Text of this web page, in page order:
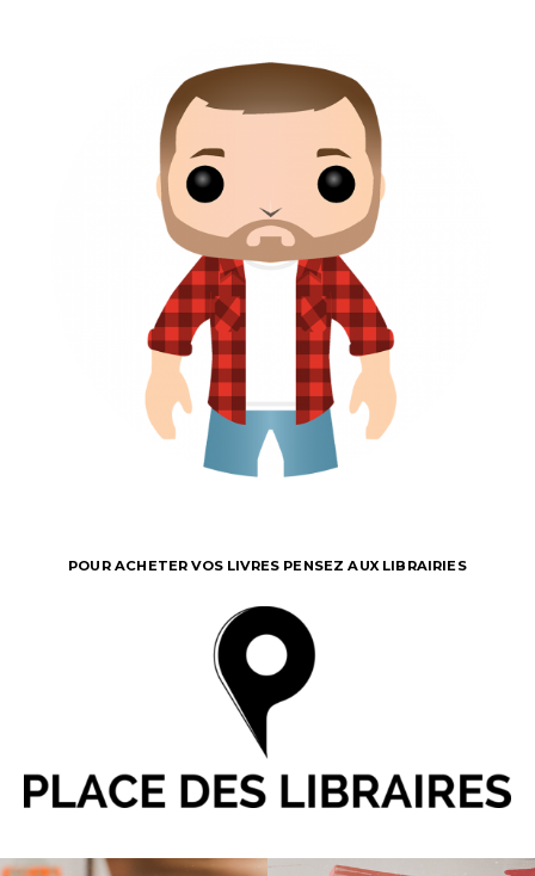
POUR ACHETER VOS LIVRES PENSEZ AUX LIBRAIRIES